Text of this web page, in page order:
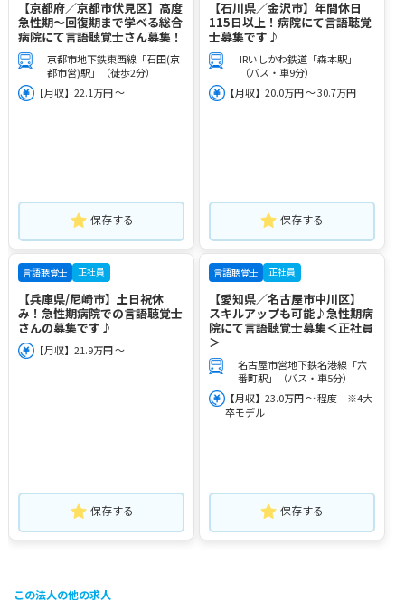
【京都府／京都市伏見区】高度
急性期～回復期まで学べる総合
病院にて言語聴覚士さん募集！
京都市地下鉄東西線「石田(京
都市営)駅」（徒歩2分）
【月収】22.1万円 ～
保存する
【石川県／金沢市】年間休日
115日以上！病院にて言語聴覚
士募集です♪
IRいしかわ鉄道「森本駅」
（バス・車9分）
【月収】20.0万円 ～ 30.7万円
保存する
言語聴覚士 正社員
【兵庫県/尼崎市】土日祝休
み！急性期病院での言語聴覚士
さんの募集です♪
【月収】21.9万円 ～
保存する
言語聴覚士 正社員
【愛知県／名古屋市中川区】
スキルアップも可能♪急性期病
院にて言語聴覚士募集＜正社員
＞
名古屋市営地下鉄名港線「六
番町駅」（バス・車5分）
【月収】23.0万円 ～ 程度 ※4大
卒モデル
保存する
この法人の他の求人